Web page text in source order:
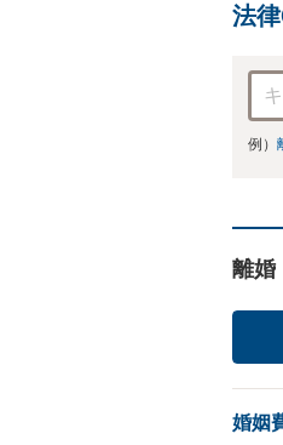
法
例）
離婚
婚姻